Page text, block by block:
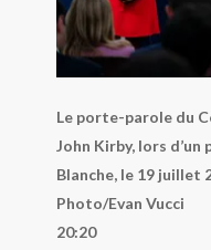
Le porte-parole du
John Kirby, lors
Blanche, le 19 juillet
Photo/Evan Vucci
20:20